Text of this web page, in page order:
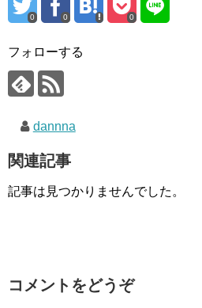
0 0 0
フォローする
dannna
関連記事
記事は見つかりませんでした。
コメントをどうぞ